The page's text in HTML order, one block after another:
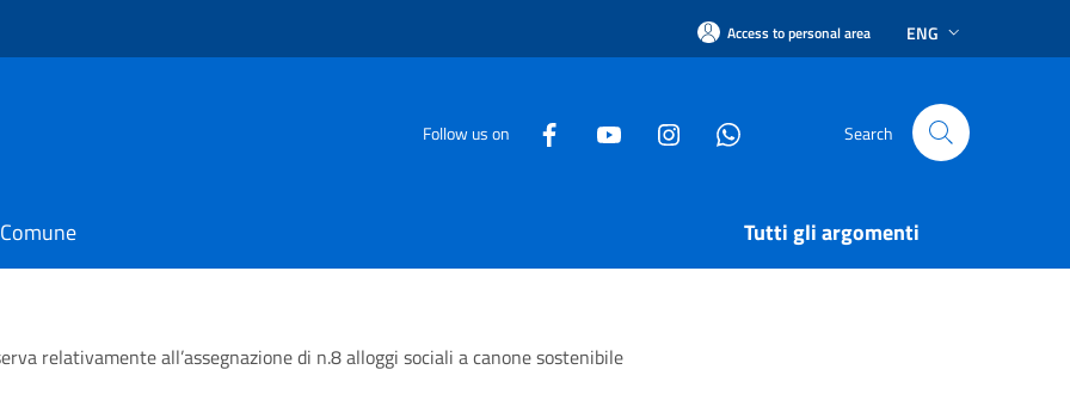
Access to personal area ENG
Follow us on Search
Tutti gli argomenti
relativamente all’assegnazione di n.8 alloggi sociali a canone sostenibile